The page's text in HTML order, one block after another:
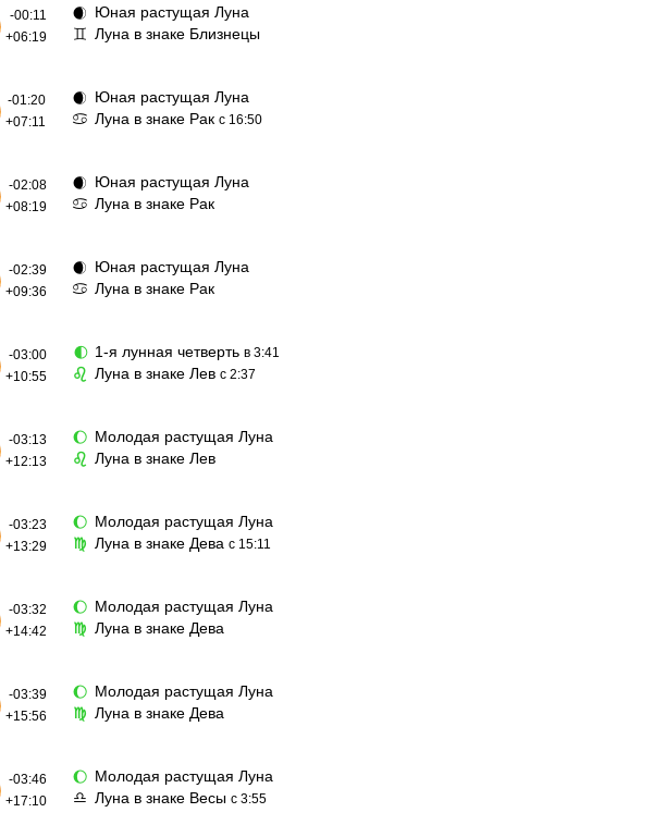
-00:11
+06:19
🌒 Юная растущая Луна
♊ Луна в знаке Близнецы
-01:20
+07:11
🌒 Юная растущая Луна
♋ Луна в знаке Рак с 16:50
-02:08
+08:19
🌒 Юная растущая Луна
♋ Луна в знаке Рак
-02:39
+09:36
🌒 Юная растущая Луна
♋ Луна в знаке Рак
-03:00
+10:55
🌓 1-я лунная четверть в 3:41
♌ Луна в знаке Лев с 2:37
-03:13
+12:13
🌔 Молодая растущая Луна
♌ Луна в знаке Лев
-03:23
+13:29
🌔 Молодая растущая Луна
♍ Луна в знаке Дева с 15:11
-03:32
+14:42
🌔 Молодая растущая Луна
♍ Луна в знаке Дева
-03:39
+15:56
🌔 Молодая растущая Луна
♍ Луна в знаке Дева
-03:46
+17:10
🌔 Молодая растущая Луна
♎ Луна в знаке Весы с 3:55